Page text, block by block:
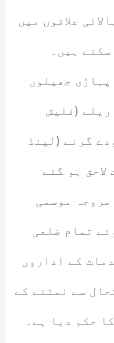
علاقوں میں
ہیں۔
جھیلوں
ریلے (فلیش
گرنے (لینڈ
لاحق ہو گئے
موسمی
تمام ضلعی
کے اداروں
سے نمٹنے کے
حکم دیا ہے۔